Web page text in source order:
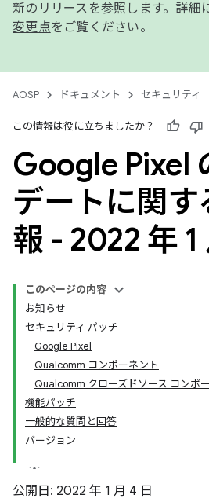
新のリリースを参照します。詳細
変更点をご覧ください。
AOSP ドキュメント セキュリティ
この情報は役に立ちましたか？
Google Pixel
デートに関す
報 - 2022 年 1
このページの内容
お知らせ
セキュリティ パッチ
Google Pixel
Qualcomm コンポーネント
Qualcomm クローズドソース コンポ
機能パッチ
一般的な質問と回答
バージョン
公開日: 2022 年 1 月 4 日